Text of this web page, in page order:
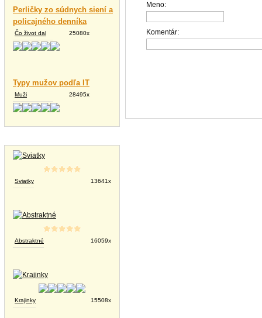
Perličky zo súdnych siení a
policajného denníka
Čo život dal 25080x
Typy mužov podľa IT
Muži 28495x
Sviatky 13641x
Abstraktné 16059x
Krajinky 15508x
Meno:
Komentár: